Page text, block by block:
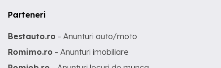
Parteneri
Bestauto.ro - Anunturi auto/moto
Romimo.ro - Anunturi imobiliare